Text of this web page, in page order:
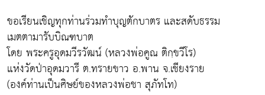
ขอเรียนเชิญทุกท่านร่วมทำบุญตักบาตร และสดับธรรม
เมตตามารับบิณฑบาต
โดย พระครูอุดมวีรวัฒน์ (หลวงพ่อคูณ ติกฺขวีโร)
แห่งวัดป่าอุดมวารี ต.ทรายขาว อ.พาน จ.เชียงราย
(องค์ท่านเป็นศิษย์ของหลวงพ่อชา สุภัทโท)